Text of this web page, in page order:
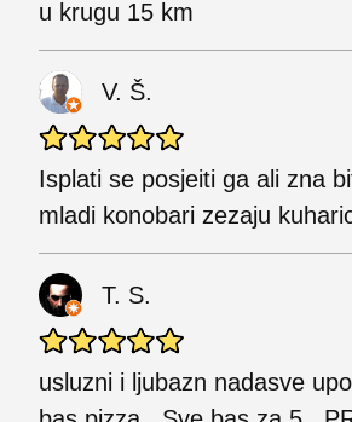
u krugu 15 km
V. Š.
Isplati se posjeiti ga ali zna
mladi konobari zezaju
T. S.
usluzni i ljubazn nadasve